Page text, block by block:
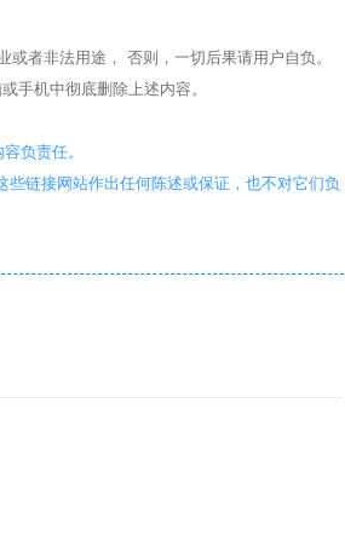
者非法用途， 否则，一切后果请用户自负。
手机中彻底删除上述内容。
负责任。
链接网站作出任何陈述或保证，也不对它们负